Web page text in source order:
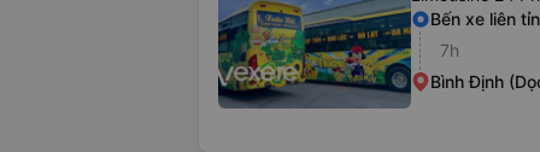
Bến xe liên
7h
Bình Định